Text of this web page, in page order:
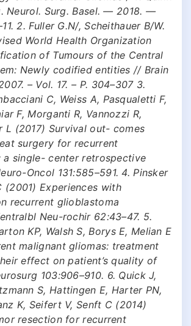
Neurol. Surg. Basel. — 2018. —
2. Fuller G.N/, Scheithauer B/W.
World Health Organization
of Tumours of the Central
Newly codified entities // Brain
– Vol. 17. – P. 304–307 3.
C, Weiss A, Pasqualetti F,
F, Morganti R, Vannozzi R,
L (2017) Survival out- comes
surgery for recurrent
a single- center retrospective
Oncol 131:585–591. 4. Pinsker
(2001) Experiences with
recurrent glioblastoma
Neu-rochir 62:43–47. 5.
KP, Walsh S, Borys E, Melian E
malignant gliomas: treatment
effect on patient’s quality of
103:906–910. 6. Quick J,
S, Hattingen E, Harter PN,
K, Seifert V, Senft C (2014)
resection for recurrent